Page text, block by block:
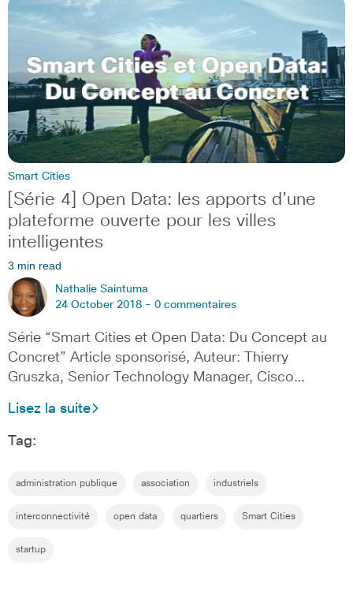
Smart Cities
[Série 4] Open Data: les apports d’une
plateforme ouverte pour les villes
intelligentes
3 min read
Nathalie Saintuma
24 October 2018 - 0 commentaires
Série “Smart Cities et Open Data: Du Concept au
Concret” Article sponsorisé, Auteur: Thierry
Gruszka, Senior Technology Manager, Cisco…
Lisez la suite
Tag:
administration publique association industriels
interconnectivité open data quartiers Smart Cities
startup